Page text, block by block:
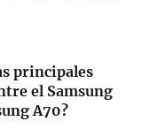
principales
el Samsung
A70​?